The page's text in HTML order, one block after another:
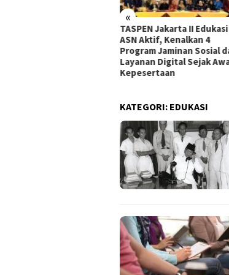
«
TASPEN Jakarta II Edukasi
ASN Aktif, Kenalkan 4
Program Jaminan Sosial
Layanan Digital Sejak
Kepesertaan
KATEGORI: EDUKASI